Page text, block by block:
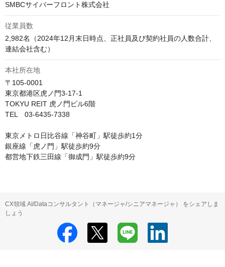
SMBCサイバーフロント株式会社
従業員数
2,982名（2024年12月末日時点、正社員及び契約社員の人数合計、
連結会社含む）
本社所在地
〒105-0001
東京都港区虎ノ門3-17-1
TOKYU REIT 虎ノ門ビル6階
TEL　03-6435-7338
東京メトロ日比谷線「神谷町」駅徒歩約1分
銀座線「虎ノ門」駅徒歩約9分
都営地下鉄三田線「御成門」駅徒歩約9分
CX領域 AI/Dataコンサルタント（マネージャ/シニアマネージャ） をシェアしま
しょう